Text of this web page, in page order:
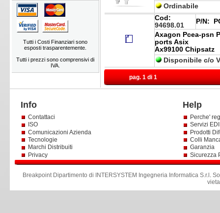
Tutti i Costi Finanziari sono
esposti trasparentemente.
Tutti i prezzi sono comprensivi di
IVA.
Ordinabile
Cod:
94698.01
P/N:
Axagon Pcea-psn
ports Asix
Ax99100 Chipsatz
Disponibile c/o
pag. 1 di 1
Info Help
Contattaci
ISO
Comunicazioni Azienda
Tecnologie
Marchi Distribuiti
Privacy
Perche'
Servizi
Prodotti
Colli
Garanzia
Sicurezza
Breakpoint Dipartimento di INTERSYSTEM Ingegneria Informatica S.r.l .